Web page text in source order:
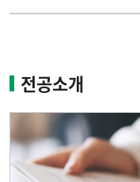
전공소개